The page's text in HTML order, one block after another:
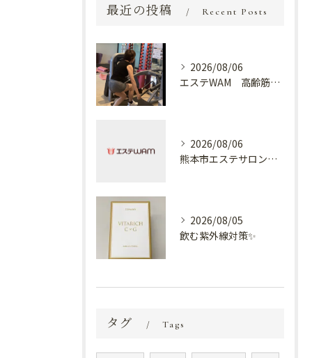
最近の投稿 Recent Posts
2026/08/06
エステWAM 高齢筋トレ
2026/08/06
熊本市エステサロン プラスでケア✨
2026/08/05
飲む紫外線対策✨
タグ Tags